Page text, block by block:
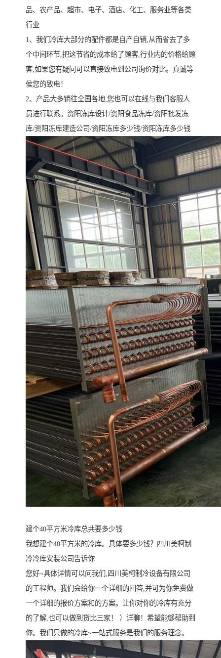
品、农产品、超市、电子、酒店、化工、服务业等各类
行业
1、我们冷库大部分的配件都是自产自销,从而省去了多
个中间环节,把这节省的成本给了顾客,行业内的价格给顾
客,如果您有疑问可以直接致电到公司询价对比。真诚等
侯您的致电！
2、产品大多销往全国各地,您也可以在线与我们客服人
员进行联系。资阳冻库设计/资阳食品冻库/资阳批发冻
库/资阳冻库建造公司/资阳冻库多少钱/资阳冻库多少钱
建个40平方米冷库总共要多少钱
我想建个40平方米的冷库。具体要多少钱？四川美柯制
冷冷库安装公司告诉你
您好~具体详情可以问我们,四川美柯制冷设备有限公司
的工程师。我们会给你一个详细的回答,并可为你免费做
一个详细的报价方案和的方案。让你对你的冷库有充分
的了解,也可以做到货比三家！ ）详聊！希望能够帮助到
你。我们只做的冷库~一站式服务是我们的服务理念。